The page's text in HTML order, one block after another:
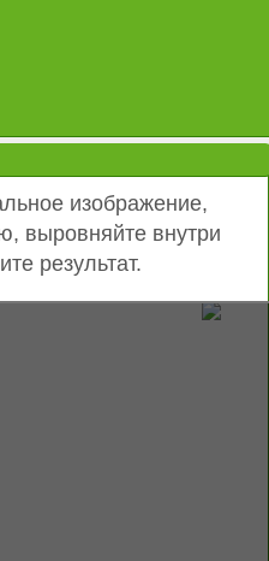
изображение,
выровняйте внутри
результат.